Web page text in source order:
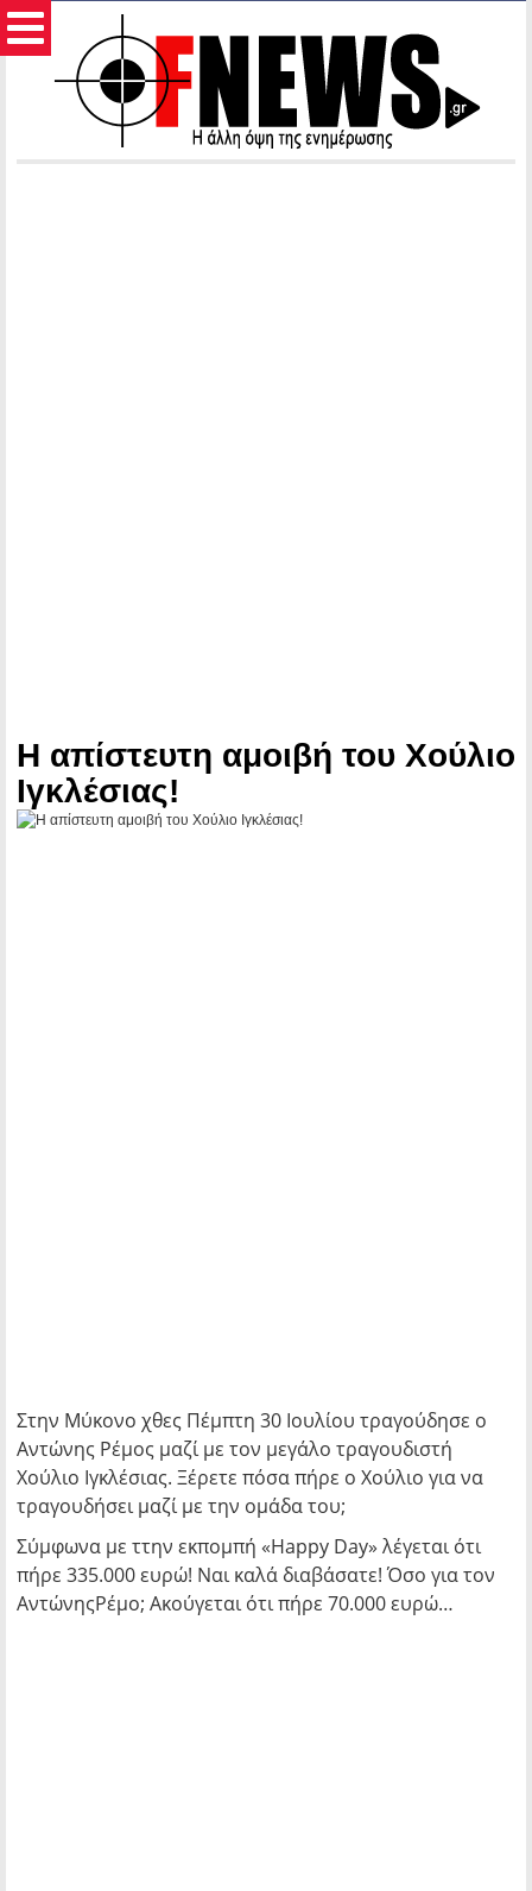
H απίστευτη αμοιβή του Χούλιο
Ιγκλέσιας!
Στην Μύκονο χθες Πέμπτη 30 Ιουλίου τραγούδησε ο
Αντώνης Ρέμος μαζί με τον μεγάλο τραγουδιστή
Χούλιο Ιγκλέσιας. Ξέρετε πόσα πήρε ο Χούλιο για να
τραγουδήσει μαζί με την ομάδα του;
Σύμφωνα με ττην εκπομπή «Happy Day» λέγεται ότι
πήρε 335.000 ευρώ! Ναι καλά διαβάσατε! Όσο για τον
ΑντώνηςΡέμο; Ακούγεται ότι πήρε 70.000 ευρώ…